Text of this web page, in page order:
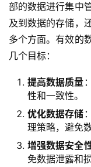
部的数据进行集中
及到数据的存储，
多个方面。有效的
几个目标：
提高数据质量
性和一致性。
优化数据存储
理策略，避免
增强数据安全
免数据泄露和损